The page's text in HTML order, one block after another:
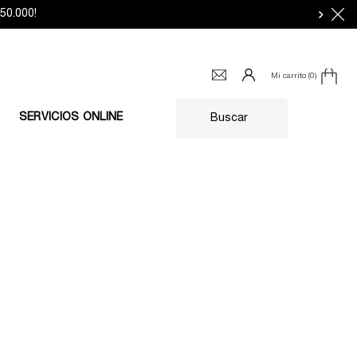
Mi carrito 0
0 producto en el carrito
SERVICIOS ONLINE Buscar